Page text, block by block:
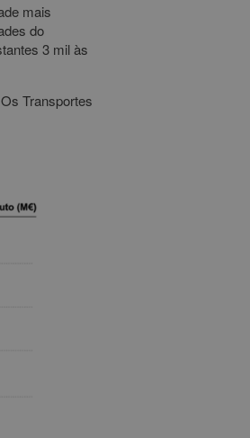
mais
do
3 mil às
Transportes